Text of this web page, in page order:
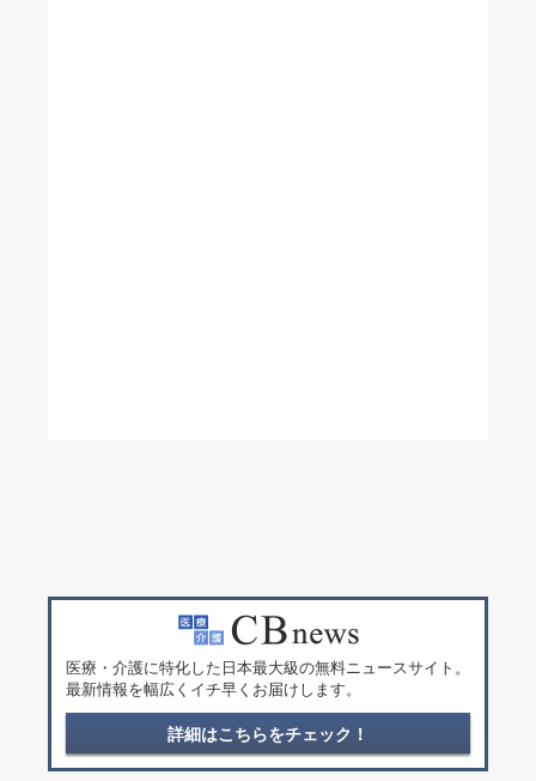
医療・介護に特化した日本最大級の無料ニュースサイト。
最新情報を幅広くイチ早くお届けします。
詳細はこちらをチェック！